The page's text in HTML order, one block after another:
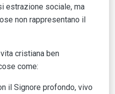
estrazione sociale, ma
non rappresentano il
cristiana ben
come:
il Signore profondo, vivo